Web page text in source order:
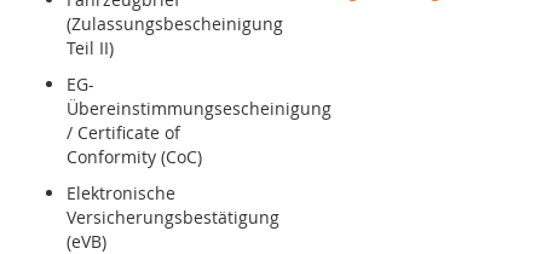
(Zulassungsbescheinigung
Teil II)
EG-
Übereinstimmungsescheinigung
/ Certificate of
Conformity (CoC)
Elektronische
Versicherungsbestätigung
(eVB)